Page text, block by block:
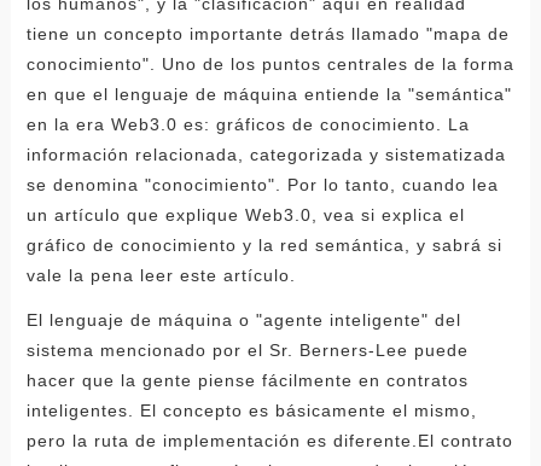
tiene un concepto importante detrás llamado "mapa de
conocimiento". Uno de los puntos centrales de la forma
en que el lenguaje de máquina entiende la "semántica"
en la era Web3.0 es: gráficos de conocimiento. La
información relacionada, categorizada y sistematizada
se denomina "conocimiento". Por lo tanto, cuando lea
un artículo que explique Web3.0, vea si explica el
gráfico de conocimiento y la red semántica, y sabrá si
vale la pena leer este artículo.
El lenguaje de máquina o "agente inteligente" del
sistema mencionado por el Sr. Berners-Lee puede
hacer que la gente piense fácilmente en contratos
inteligentes. El concepto es básicamente el mismo,
pero la ruta de implementación es diferente.El contrato